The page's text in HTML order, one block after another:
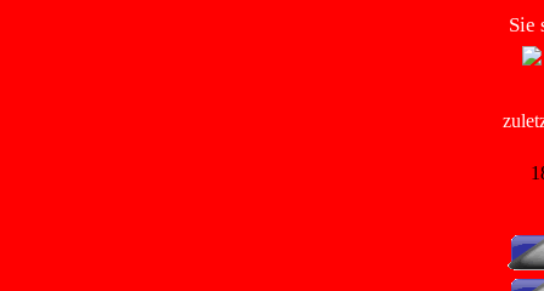
Sie